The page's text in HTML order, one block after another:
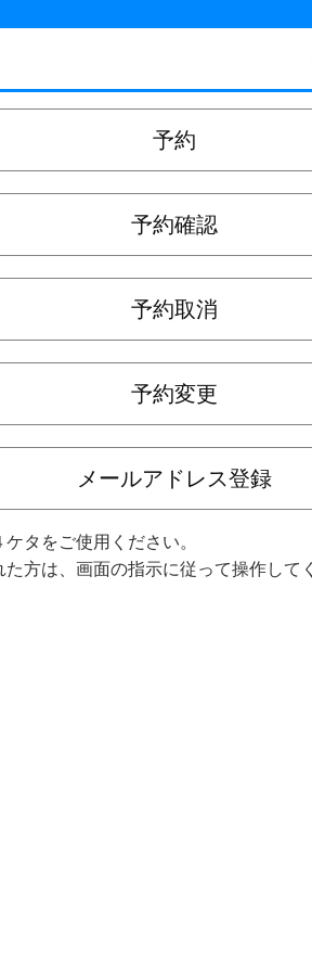
予約
予約確認
予約取消
予約変更
メールアドレス登録
タをご使用ください。
方は、画面の指示に従って操作して